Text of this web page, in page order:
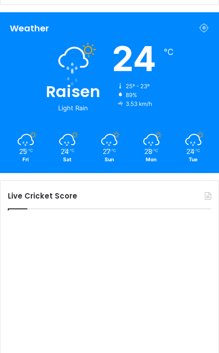
Weather
Raisen
Light Rain
24 ℃
25º - 23º
89%
3.53 km/h
25 ℃
Fri
24 ℃
Sat
27 ℃
Sun
28 ℃
Mon
24 ℃
Tue
Live Cricket Score